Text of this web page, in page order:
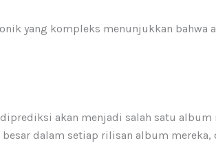
yang kompleks menunjukkan bahwa
akan menjadi salah satu album
dalam setiap rilisan album